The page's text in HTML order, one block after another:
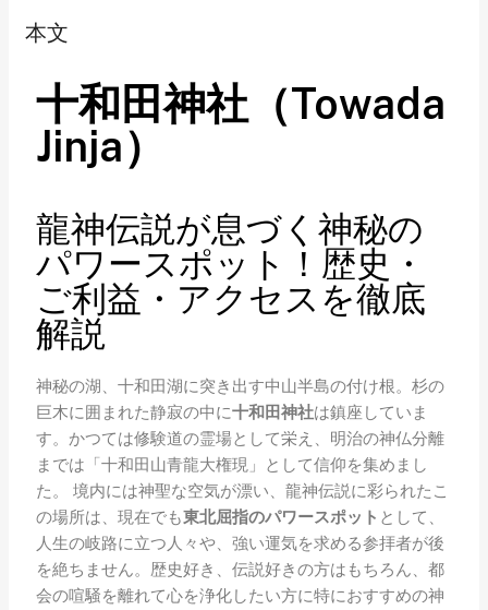
本文
十和田神社（Towada
Jinja）
龍神伝説が息づく神秘の
パワースポット！歴史・
ご利益・アクセスを徹底
解説
神秘の湖、十和田湖に突き出す中山半島の付け根。杉の
巨木に囲まれた静寂の中に十和田神社は鎮座していま
す。かつては修験道の霊場として栄え、明治の神仏分離
までは「十和田山青龍大権現」として信仰を集めまし
た。 境内には神聖な空気が漂い、龍神伝説に彩られたこ
の場所は、現在でも東北屈指のパワースポット として、
人生の岐路に立つ人々や、強い運気を求める参拝者が後
を絶ちません。歴史好き、伝説好きの方はもちろん、都
会の喧騒を離れて心を浄化したい方に特におすすめの神